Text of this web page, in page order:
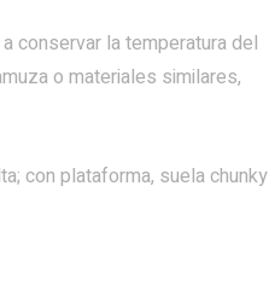
conservar la temperatura del
o materiales similares,
con plataforma, suela chunky